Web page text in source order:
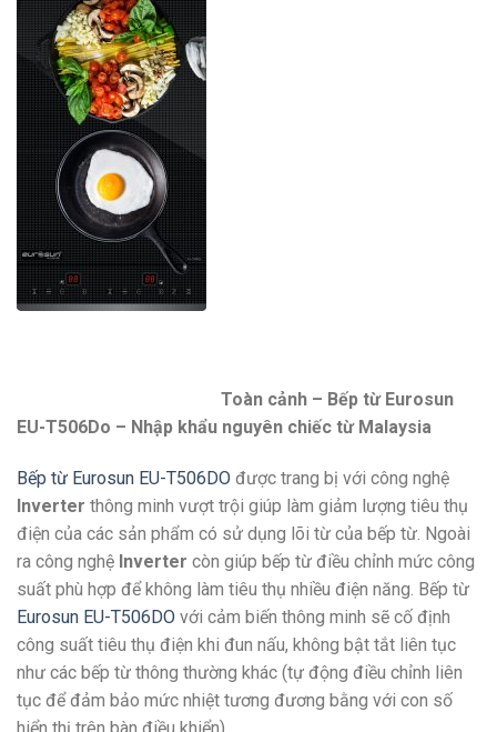
Toàn cảnh – Bếp từ Eurosun
EU-T506Do – Nhập khẩu nguyên chiếc từ Malaysia
Bếp từ Eurosun EU-T506DO được trang bị với công nghệ
Inverter thông minh vượt trội giúp làm giảm lượng tiêu thụ
điện của các sản phẩm có sử dụng lõi từ của bếp từ. Ngoài
ra công nghệ Inverter còn giúp bếp từ điều chỉnh mức công
suất phù hợp để không làm tiêu thụ nhiều điện năng. Bếp từ
Eurosun EU-T506DO với cảm biến thông minh sẽ cố định
công suất tiêu thụ điện khi đun nấu, không bật tắt liên tục
như các bếp từ thông thường khác (tự động điều chỉnh liên
tục để đảm bảo mức nhiệt tương đương bằng với con số